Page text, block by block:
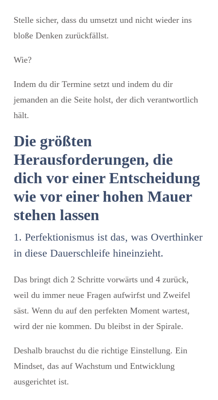
Stelle sicher, dass du umsetzt und nicht wieder ins
bloße Denken zurückfällst.
Wie?
Indem du dir Termine setzt und indem du dir
jemanden an die Seite holst, der dich verantwortlich
hält.
Die größten
Herausforderungen, die
dich vor einer Entscheidung
wie vor einer hohen Mauer
stehen lassen
1. Perfektionismus ist das, was Overthinker
in diese Dauerschleife hineinzieht.
Das bringt dich 2 Schritte vorwärts und 4 zurück,
weil du immer neue Fragen aufwirfst und Zweifel
säst. Wenn du auf den perfekten Moment wartest,
wird der nie kommen. Du bleibst in der Spirale.
Deshalb brauchst du die richtige Einstellung. Ein
Mindset, das auf Wachstum und Entwicklung
ausgerichtet ist.